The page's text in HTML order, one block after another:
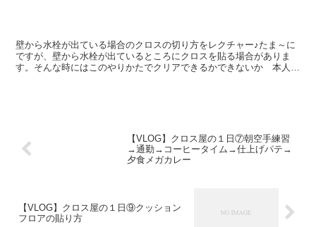
壁から水栓が出ている場合のクロスの切り方をレクチャー♪たま～に
ですが、壁から水栓が出ているところにクロスを貼る場合がありま
す。そんな時にはこのやりかたでクリアできるかできないか 本人次
【VLOG】クロス屋の１日⑦朝空手練習
→通勤→コーヒータイム→仕上げパテ→
夕食メガカレー
【VLOG】クロス屋の１日⑨クッション
フロアの貼り方